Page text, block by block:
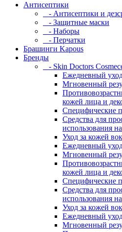
Антисептики
- Антисептики и
- Защитные маски
- Наборы
- Перчатки
Брашинги Kapous
Бренды
- Skin Doctors
Ежедневный
Мгновенный
кожей лица и
Специфические
Средства для
использования
Уход за кожей
Ежедневный
Мгновенный
кожей лица и
Специфические
Средства для
использования
Уход за кожей
Ежедневный
Мгновенный